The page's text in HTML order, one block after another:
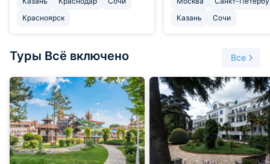
Красноярск
Казань
Сочи
Туры Всё включено Все